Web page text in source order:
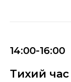
14:00-16:00
Тихий час